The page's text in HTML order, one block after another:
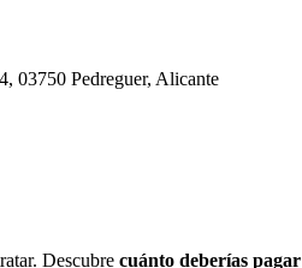
03750 Pedreguer, Alicante
Descubre cuánto deberías pagar